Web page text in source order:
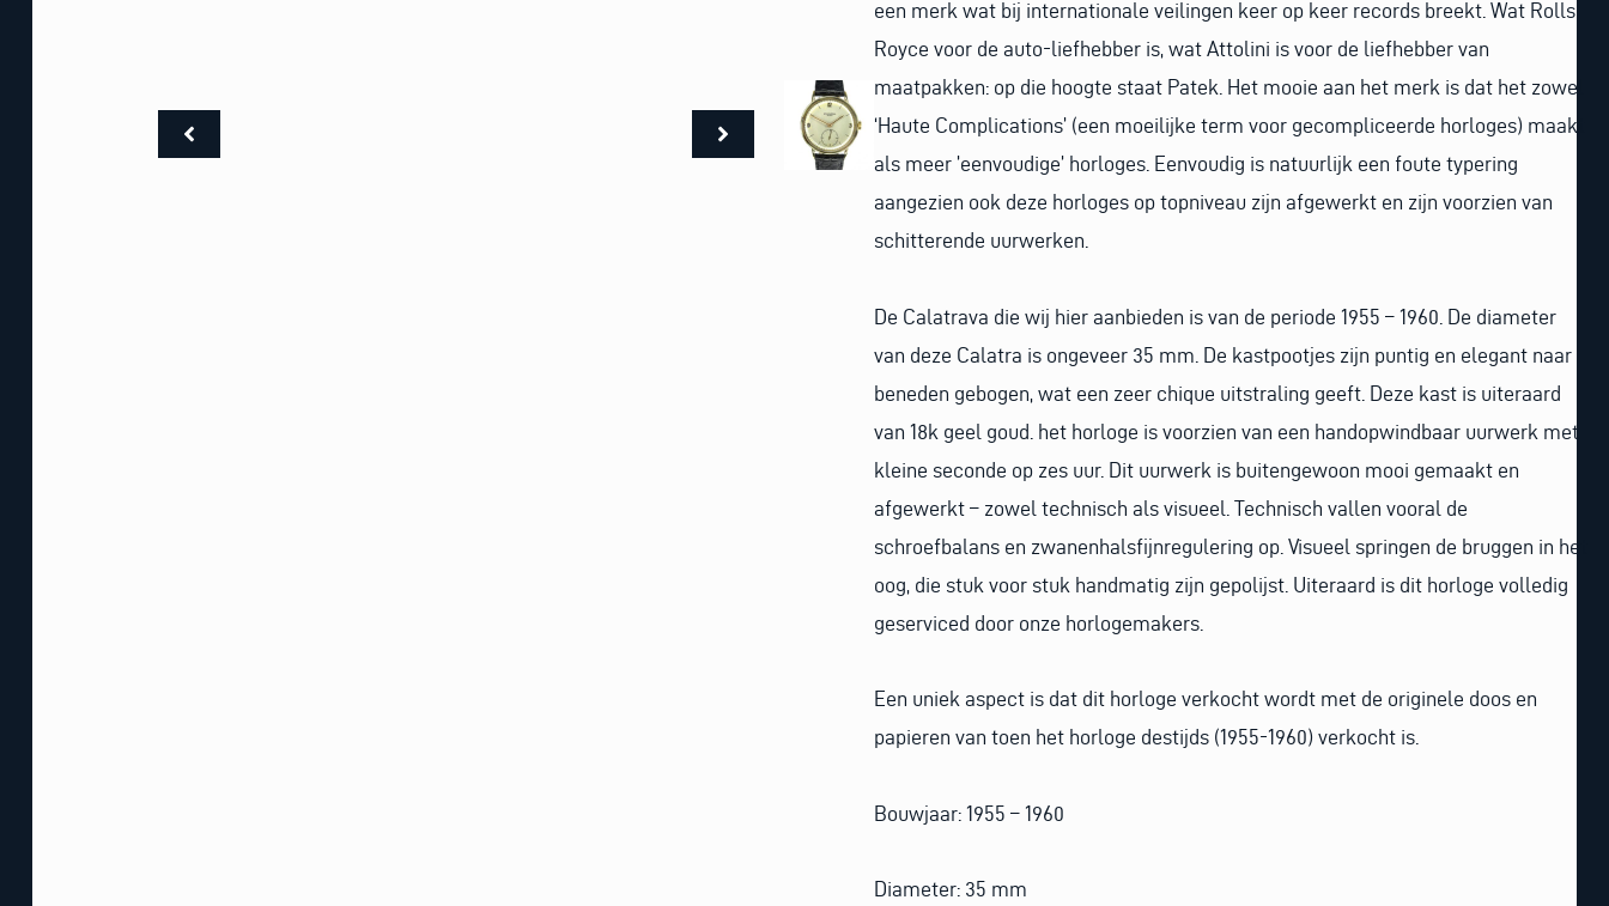
een merk wat bij internationale veilingen keer op keer records breekt. Wat Rolls
Royce voor de auto-liefhebber is, wat Attolini is voor de liefhebber van
maatpakken: op die hoogte staat Patek. Het mooie aan het merk is dat het zowel
‘Haute Complications’ (een moeilijke term voor gecompliceerde horloges) maakt
als meer ’eenvoudige’ horloges. Eenvoudig is natuurlijk een foute typering
aangezien ook deze horloges op topniveau zijn afgewerkt en zijn voorzien van
schitterende uurwerken.
De Calatrava die wij hier aanbieden is van de periode 1955 – 1960. De diameter
van deze Calatra is ongeveer 35 mm. De kastpootjes zijn puntig en elegant naar
beneden gebogen, wat een zeer chique uitstraling geeft. Deze kast is uiteraard
van 18k geel goud. het horloge is voorzien van een handopwindbaar uurwerk met
kleine seconde op zes uur. Dit uurwerk is buitengewoon mooi gemaakt en
afgewerkt – zowel technisch als visueel. Technisch vallen vooral de
schroefbalans en zwanenhalsfijnregulering op. Visueel springen de bruggen in het
oog, die stuk voor stuk handmatig zijn gepolijst. Uiteraard is dit horloge volledig
geserviced door onze horlogemakers.
Een uniek aspect is dat dit horloge verkocht wordt met de originele doos en
papieren van toen het horloge destijds (1955-1960) verkocht is.
Bouwjaar: 1955 – 1960
Diameter: 35 mm